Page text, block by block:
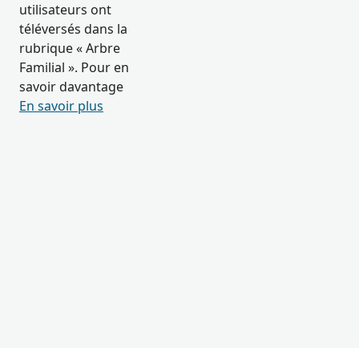
utilisateurs ont
téléversés dans la
rubrique « Arbre
Familial ». Pour en
savoir davantage
En savoir plus